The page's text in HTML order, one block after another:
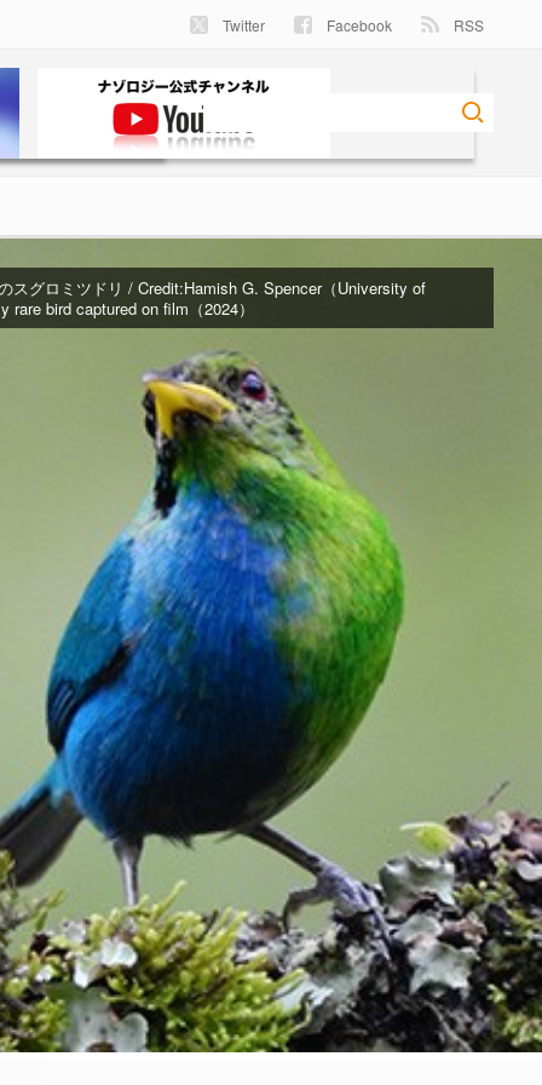
Twitter Facebook RSS
スグロミツドリ / Credit:Hamish G. Spencer（University of
rare bird captured on film（2024）